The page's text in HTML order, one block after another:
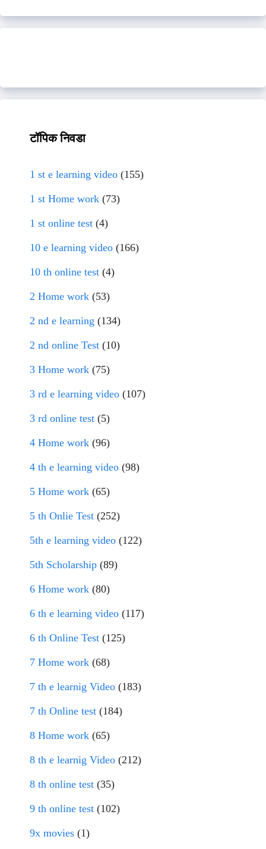
टॉपिक निवडा
1 st e learning video (155)
1 st Home work (73)
1 st online test (4)
10 e learning video (166)
10 th online test (4)
2 Home work (53)
2 nd e learning (134)
2 nd online Test (10)
3 Home work (75)
3 rd e learning video (107)
3 rd online test (5)
4 Home work (96)
4 th e learning video (98)
5 Home work (65)
5 th Onlie Test (252)
5th e learning video (122)
5th Scholarship (89)
6 Home work (80)
6 th e learning video (117)
6 th Online Test (125)
7 Home work (68)
7 th e learnig Video (183)
7 th Online test (184)
8 Home work (65)
8 th e learnig Video (212)
8 th online test (35)
9 th online test (102)
9x movies (1)